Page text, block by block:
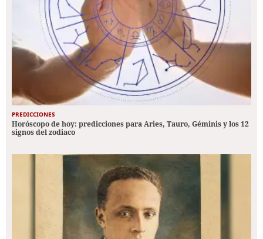
PREDICCIONES
Horóscopo de hoy: predicciones para Aries, Tauro, Géminis y los 12
signos del zodiaco